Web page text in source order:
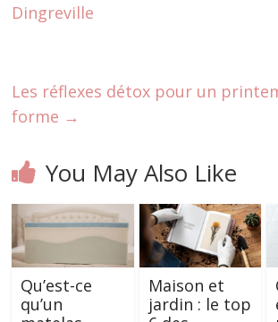
Dingreville
Les réflexes détox pour un
forme →
You May Also Like
Qu’est-ce
qu’un
Maison et
jardin : le top